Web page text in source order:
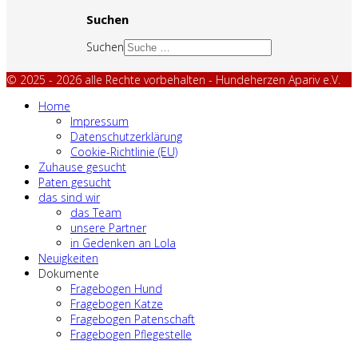
Suchen
Suchen
© 2025 - 2026 alle Rechte vorbehalten - Hundeherzen Apariv e.V.
Home
Impressum
Datenschutzerklärung
Cookie-Richtlinie (EU)
Zuhause gesucht
Paten gesucht
das sind wir
das Team
unsere Partner
in Gedenken an Lola
Neuigkeiten
Dokumente
Fragebogen Hund
Fragebogen Katze
Fragebogen Patenschaft
Fragebogen Pflegestelle